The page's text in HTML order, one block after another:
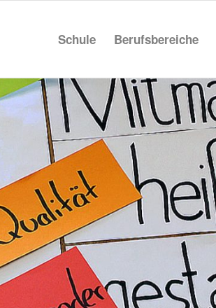
Schule Berufs­be­reiche